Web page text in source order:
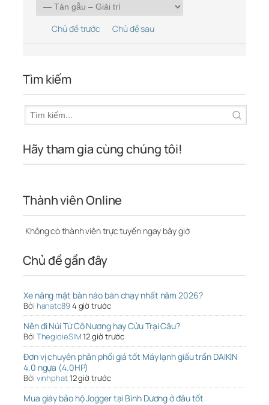
Chủ đề trước Chủ đề sau
Tìm kiếm
Hãy tham gia cùng chúng tôi!
Thành viên Online
Không có thành viên trực tuyến ngay bây giờ
Chủ đề gần đây
Xe nâng mặt bàn nào bán chạy nhất năm 2026?
Bởi hanatc894 giờ trước
Nên đi Núi Tứ Cô Nương hay Cửu Trại Câu?
Bởi ThegioieSIM12 giờ trước
Đơn vị chuyên phân phối giá tốt Máy lạnh giấu trần DAIKIN
4.0 ngựa (4.0HP)
Bởi vinhphat12 giờ trước
Mua giày bảo hộ Jogger tại Bình Dương ở đâu tốt